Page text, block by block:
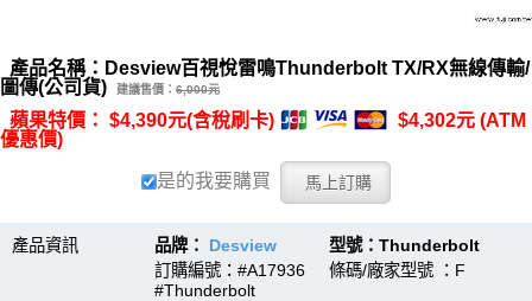
產品名稱：Desview百視悅雷鳴Thunderbolt TX/RX無線傳輸/
圖傳(公司貨)
建議售價： 6,000元
蘋果特價： $4,390元(含稅刷卡)
$4,302元 (ATM
優惠價)
是的我要購買
產品資訊 品牌： Desview 型號：Thunderbolt
訂購編號：#A17936 條碼/廠家型號 ：F
#Thunderbolt